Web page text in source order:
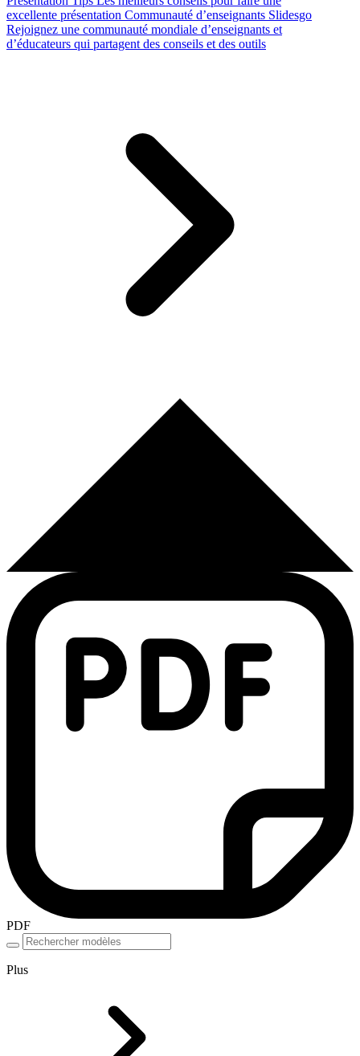
excellente présentation Communauté d’enseignants Slidesgo
Rejoignez une communauté mondiale d’enseignants et
d’éducateurs qui partagent des conseils et des outils
PDF
Plus